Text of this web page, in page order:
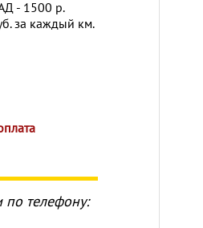
- 1500 р.
за каждый км.
телефону: